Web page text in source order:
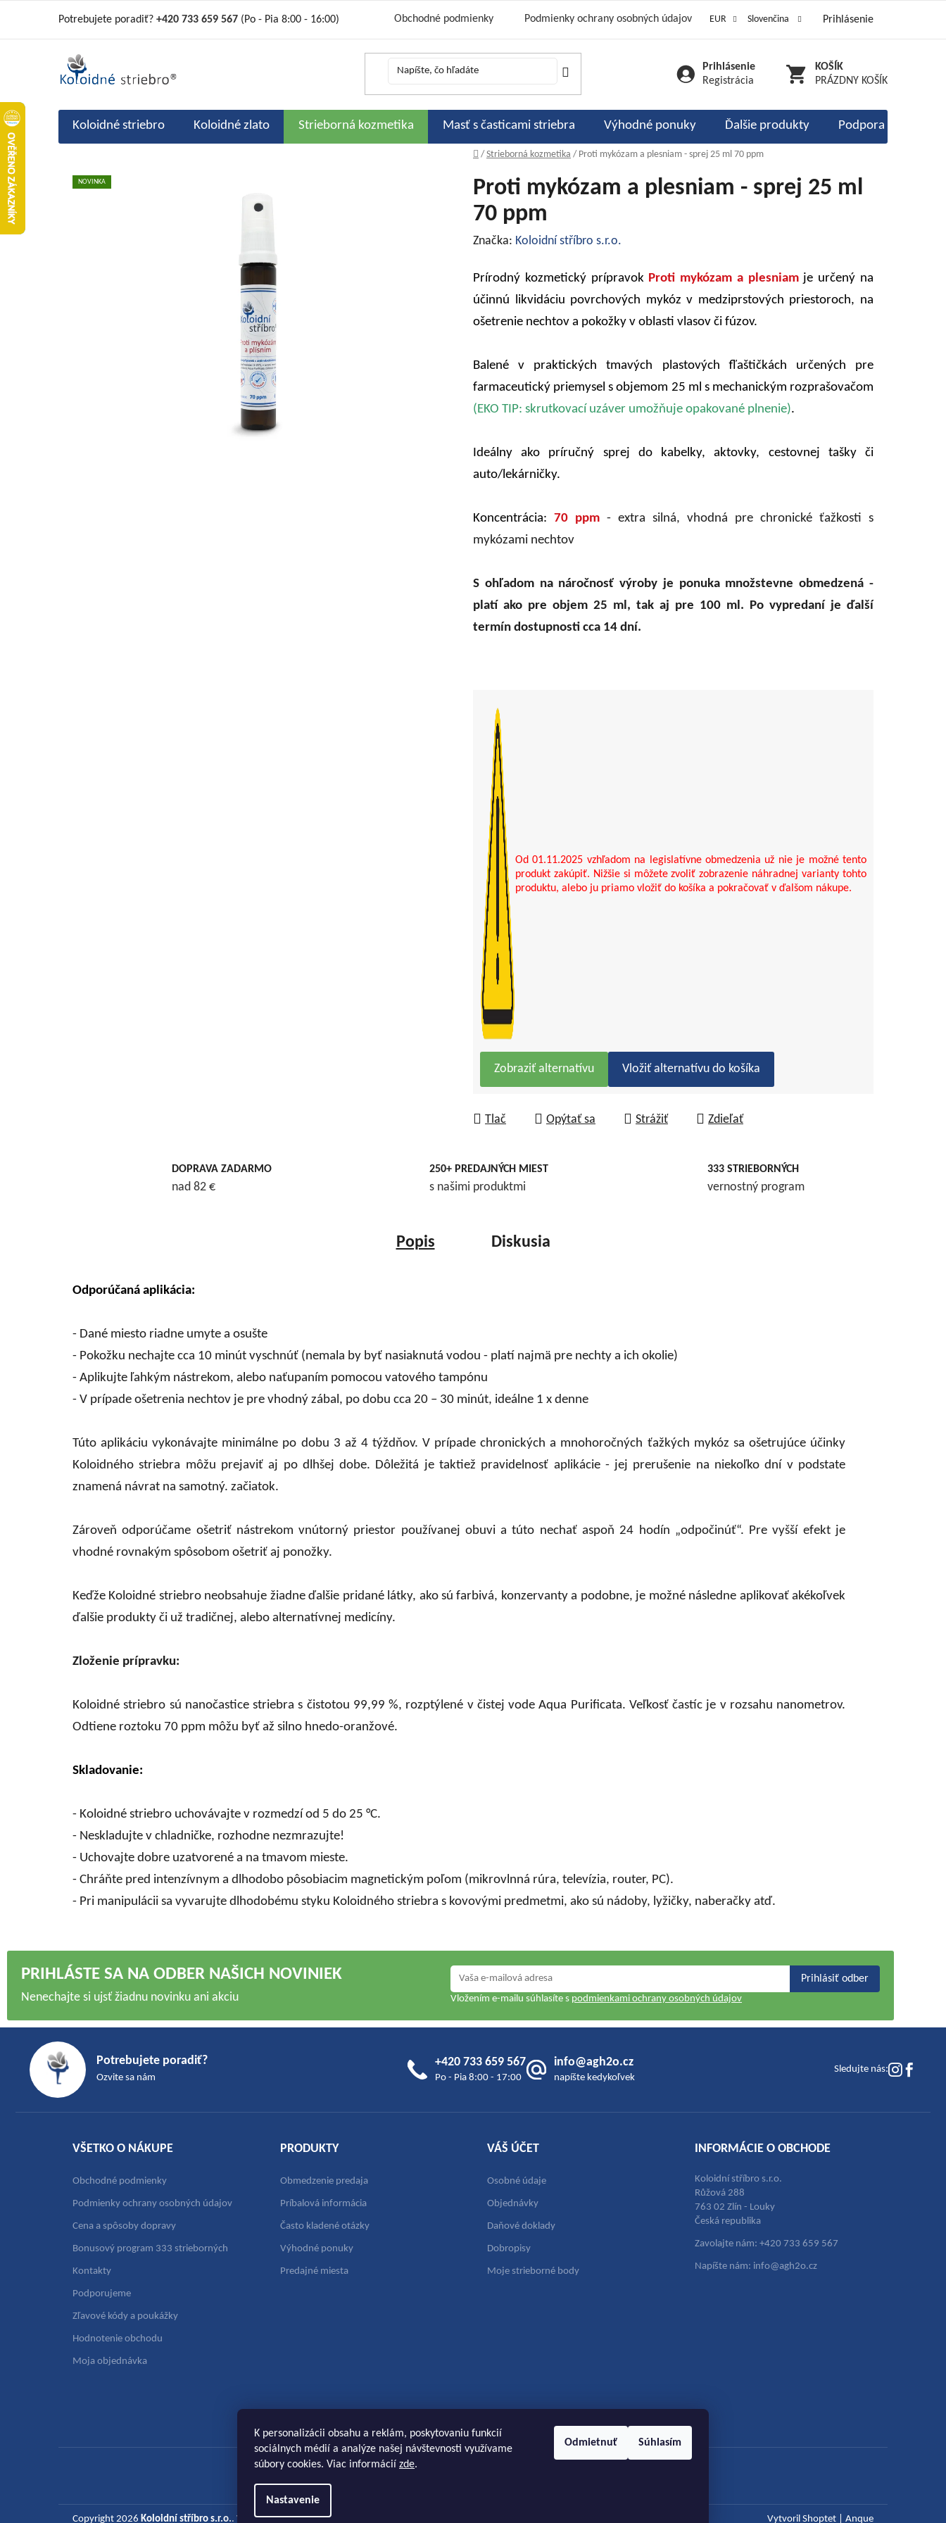
K personalizácii obsahu a reklám, poskytovaniu funkcií
sociálnych médií a analýze našej návštevnosti využívame
súbory cookies. Viac informácií zde.
Nastavenie
Odmietnuť Súhlasím
Potrebujete poradiť? +420 733 659 567 (Po - Pia 8:00 - 16:00) Obchodné podmienky
Podmienky ochrany osobných údajov
Zľavové kódy a poukážky
Hodnotenie obchodu
Moja objednávka
EUR Slovenčina Prihlásenie
Prihlásenie
Registrácia
NÁKUPNÝPRÁZDNY KOŠÍK
Koloidné striebro Koloidné zlato Strieborná kozmetika Masť s časticami striebra Výhodné ponuky Ďalšie produkty Podpora imunity
Domov
/ Strieborná kozmetika / Proti mykózam a plesniam - sprej 25 ml 70 ppm
Proti mykózam a plesniam - sprej 25 ml
70 ppm
Značka: Koloidní stříbro s.r.o.
Prírodný kozmetický prípravok Proti mykózam a plesniamje určený na
účinnú likvidáciu povrchových mykóz v medziprstových priestoroch, na
ošetrenie nechtov a pokožky v oblasti vlasov či fúzov.
Balené v praktických tmavých plastových fľaštičkách určených pre
farmaceutický priemysel s objemom 25 ml s mechanickým rozprašovačom
(EKO TIP: skrutkovací uzáver umožňuje opakované plnenie).
Ideálny ako príručný sprej do kabelky, aktovky, cestovnej tašky či
auto/lekárničky.
Koncentrácia: 70 ppm - extra silná, vhodná pre chronické ťažkosti s
mykózami nechtov
S ohľadom na náročnosť výroby je ponuka množstevne obmedzená -
platí ako pre objem 25 ml, tak aj pre 100 ml. Po vypredaní je ďalší
termín dostupnosti cca 14 dní.
Od 01.11.2025 vzhľadom na legislatívne obmedzenia už nie je možné tento
produkt zakúpiť. Nižšie si môžete zvoliť zobrazenie náhradnej varianty tohto
produktu, alebo ju priamo vložiť do košíka a pokračovať v ďalšom nákupe.
Zobraziť alternatívu Vložiť alternatívu do košíka
Tlač Opýtať sa Strážiť Zdieľať
NOVINKA
DOPRAVA ZADARMO
nad 82 €
250+ PREDAJNÝCH MIEST
s našimi produktmi
333 STRIEBORNÝCH
vernostný program
Popis Diskusia
Odporúčaná aplikácia:
- Dané miesto riadne umyte a osušte
- Pokožku nechajte cca 10 minút vyschnúť (nemala by byť nasiaknutá vodou - platí najmä pre nechty a ich okolie)
- Aplikujte ľahkým nástrekom, alebo naťupaním pomocou vatového tampónu
- V prípade ošetrenia nechtov je pre vhodný zábal, po dobu cca 20 – 30 minút, ideálne 1 x denne
Túto aplikáciu vykonávajte minimálne po dobu 3 až 4 týždňov. V prípade chronických a mnohoročných ťažkých mykóz sa ošetrujúce účinky
Koloidného striebra môžu prejaviť aj po dlhšej dobe. Dôležitá je taktiež pravidelnosť aplikácie - jej prerušenie na niekoľko dní v podstate
znamená návrat na samotný. začiatok.
Zároveň odporúčame ošetriť nástrekom vnútorný priestor používanej obuvi a túto nechať aspoň 24 hodín „odpočinúť“. Pre vyšší efekt je
vhodné rovnakým spôsobom ošetriť aj ponožky.
Keďže Koloidné striebro neobsahuje žiadne ďalšie pridané látky, ako sú farbivá, konzervanty a podobne, je možné následne aplikovať akékoľvek
ďalšie produkty či už tradičnej, alebo alternatívnej medicíny.
Zloženie prípravku:
Koloidné striebro sú nanočastice striebra s čistotou 99,99 %, rozptýlené v čistej vode Aqua Purificata. Veľkosť častíc je v rozsahu nanometrov.
Odtiene roztoku 70 ppm môžu byť až silno hnedo-oranžové.
Skladovanie:
- Koloidné striebro uchovávajte v rozmedzí od 5 do 25 °C.
- Neskladujte v chladničke, rozhodne nezmrazujte!
- Uchovajte dobre uzatvorené a na tmavom mieste.
- Chráňte pred intenzívnym a dlhodobo pôsobiacim magnetickým poľom (mikrovlnná rúra, televízia, router, PC).
- Pri manipulácii sa vyvarujte dlhodobému styku Koloidného striebra s kovovými predmetmi, ako sú nádoby, lyžičky, naberačky atď.
PRIHLÁSTE SA NA ODBER NAŠICH NOVINIEK
Nenechajte si ujsť žiadnu novinku ani akciu
Prihlásiť odber
Vložením e-mailu súhlasíte s podmienkami ochrany osobných údajov
Potrebujete poradiť?
Ozvite sa nám
+420 733 659 567
Po - Pia 8:00 - 17:00
info@agh2o.cz
napíšte kedykoľvek
Sledujte nás:
VŠETKO O NÁKUPE
Obchodné podmienky
Podmienky ochrany osobných údajov
Cena a spôsoby dopravy
Bonusový program 333 strieborných
Kontakty
Podporujeme
Zľavové kódy a poukážky
Hodnotenie obchodu
Moja objednávka
PRODUKTY
Obmedzenie predaja
Príbalová informácia
Často kladené otázky
Výhodné ponuky
Predajné miesta
VÁŠ ÚČET
Osobné údaje
Objednávky
Daňové doklady
Dobropisy
Moje strieborné body
INFORMÁCIE O OBCHODE
Koloidní stříbro s.r.o.
Růžová 288
763 02 Zlín - Louky
Česká republika
Zavolajte nám: +420 733 659 567
Napíšte nám: info@agh2o.cz
Vytvoril Shoptet Anque
Copyright 2026 Koloidní stříbro s.r.o.. Všetky práva vyhradené.